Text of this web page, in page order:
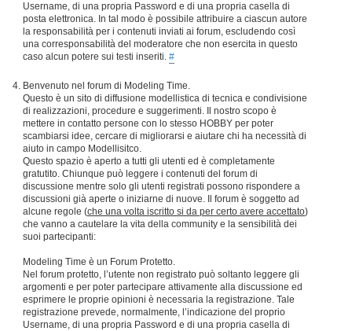
Username, di una propria Password e di una propria casella di
posta elettronica. In tal modo è possibile attribuire a ciascun autore
la responsabilità per i contenuti inviati ai forum, escludendo così
una corresponsabilità del moderatore che non esercita in questo
caso alcun potere sui testi inseriti. #
Benvenuto nel forum di Modeling Time.
Questo è un sito di diffusione modellistica di tecnica e condivisione
di realizzazioni, procedure e suggerimenti. Il nostro scopo è
mettere in contatto persone con lo stesso HOBBY per poter
scambiarsi idee, cercare di migliorarsi e aiutare chi ha necessità di
aiuto in campo Modellisitco.
Questo spazio è aperto a tutti gli utenti ed è completamente
gratutito. Chiunque può leggere i contenuti del forum di
discussione mentre solo gli utenti registrati possono rispondere a
discussioni già aperte o iniziarne di nuove. Il forum è soggetto ad
alcune regole (che una volta iscritto si da per certo avere accettato)
che vanno a cautelare la vita della community e la sensibilità dei
suoi partecipanti:
Modeling Time è un Forum Protetto.
Nel forum protetto, l’utente non registrato può soltanto leggere gli
argomenti e per poter partecipare attivamente alla discussione ed
esprimere le proprie opinioni è necessaria la registrazione. Tale
registrazione prevede, normalmente, l’indicazione del proprio
Username, di una propria Password e di una propria casella di